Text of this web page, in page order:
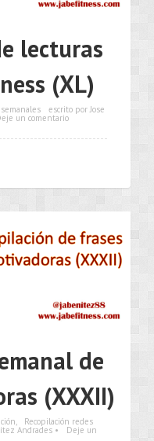
lecturas
(XL)
escrito por Jose
un comentario
de
(XXXII)
, Recopilación redes
Andrades • Deje un